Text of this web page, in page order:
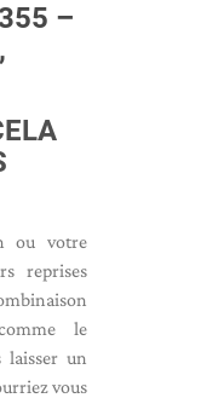
–
ou votre
reprises
le
laisser un
vous